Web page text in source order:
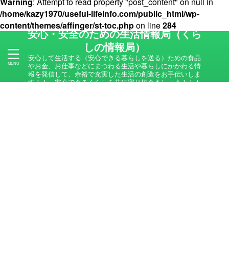
/home/kazy1970/useful-lifeinfo.com/public_html/wp-
content/themes/affinger/st-toc.phpon line284
安心・安全のための生活情報局（くら
しの情報局）
安心して生活する（安心できる暮らしを送る）ための食品
やお金、お仕事などにまつわる生活や暮らしにかかわる情
報を発信して、余裕で充実した生活の創造をお手伝いしま
す！！ 安心できるくらしを共に守り抜きましょう！！！